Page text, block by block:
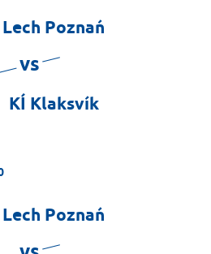
Lech Poznań
vs
KÍ Klaksvík
Lech Poznań